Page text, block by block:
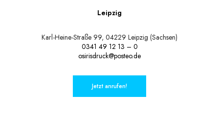
Leipzig
Karl-Heine-Straße 99, 04229 Leipzig (Sachsen)
0341 49 12 13 – 0
osirisdruck@posteo.de
Jetzt anrufen!